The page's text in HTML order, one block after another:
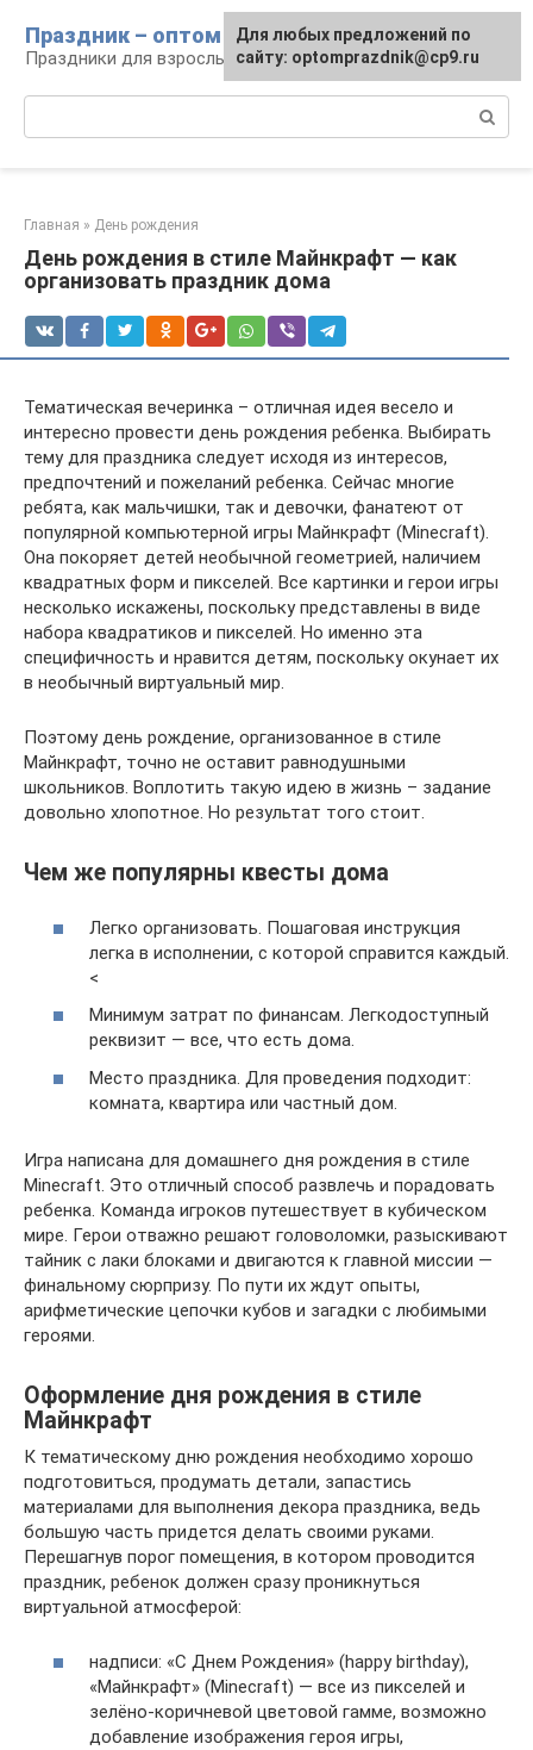
контенту
Праздник – оптом
Праздники для взрослых и детей
Главная » День рождения
День рождения в стиле Майнкрафт — как
организовать праздник дома
Тематическая вечеринка – отличная идея весело и
интересно провести день рождения ребенка. Выбирать
тему для праздника следует исходя из интересов,
предпочтений и пожеланий ребенка. Сейчас многие
ребята, как мальчишки, так и девочки, фанатеют от
популярной компьютерной игры Майнкрафт (Minecraft).
Она покоряет детей необычной геометрией, наличием
квадратных форм и пикселей. Все картинки и герои игры
несколько искажены, поскольку представлены в виде
набора квадратиков и пикселей. Но именно эта
специфичность и нравится детям, поскольку окунает их
в необычный виртуальный мир.
Поэтому день рождение, организованное в стиле
Майнкрафт, точно не оставит равнодушными
школьников. Воплотить такую идею в жизнь – задание
довольно хлопотное. Но результат того стоит.
Чем же популярны квесты дома
Легко организовать. Пошаговая инструкция
легка в исполнении, с которой справится каждый.
<
Минимум затрат по финансам. Легкодоступный
реквизит — все, что есть дома.
Место праздника. Для проведения подходит:
комната, квартира или частный дом.
Игра написана для домашнего дня рождения в стиле
Minecraft. Это отличный способ развлечь и порадовать
ребенка. Команда игроков путешествует в кубическом
мире. Герои отважно решают головоломки, разыскивают
тайник с лаки блоками и двигаются к главной миссии —
финальному сюрпризу. По пути их ждут опыты,
арифметические цепочки кубов и загадки с любимыми
героями.
Оформление дня рождения в стиле
Майнкрафт
К тематическому дню рождения необходимо хорошо
подготовиться, продумать детали, запастись
материалами для выполнения декора праздника, ведь
большую часть придется делать своими руками.
Перешагнув порог помещения, в котором проводится
праздник, ребенок должен сразу проникнуться
виртуальной атмосферой:
надписи: «С Днем Рождения» (happy birthday),
«Майнкрафт» (Minecraft) — все из пикселей и
зелёно-коричневой цветовой гамме, возможно
добавление изображения героя игры,
Для любых предложений по
сайту: optomprazdnik@cp9.ru